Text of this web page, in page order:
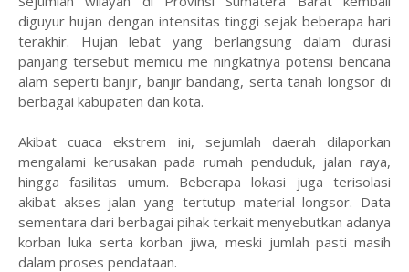
diguyur hujan dengan intensitas tinggi sejak beberapa hari
terakhir. Hujan lebat yang berlangsung dalam durasi
panjang tersebut memicu me ningkatnya potensi bencana
alam seperti banjir, banjir bandang, serta tanah longsor di
berbagai kabupaten dan kota.
Akibat cuaca ekstrem ini, sejumlah daerah dilaporkan
mengalami kerusakan pada rumah penduduk, jalan raya,
hingga fasilitas umum. Beberapa lokasi juga terisolasi
akibat akses jalan yang tertutup material longsor. Data
sementara dari berbagai pihak terkait menyebutkan adanya
korban luka serta korban jiwa, meski jumlah pasti masih
dalam proses pendataan.